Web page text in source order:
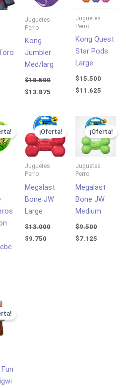
$19.500.
Juguetes
Perro
Kong
Jumbler
Med/larg
$18.500
$18.500.
$13.875
$13.875.
Juguetes
Perro
Kong Quest
Star Pods
Large
$15.500
$11.625
¡Oferta!
Juguetes
Perro
Megalast
Bone JW
Large
$13.000
precio
original
era:
$13.000.
$9.750
El
precio
actual
es:
$9.750.
¡Oferta!
Juguetes
Perro
Megalast
Bone JW
Medium
$9.500
precio
original
era:
$9.500.
$7.125
El
precio
actual
es:
$7.125.
El
precio
actual
es:
$11.250.